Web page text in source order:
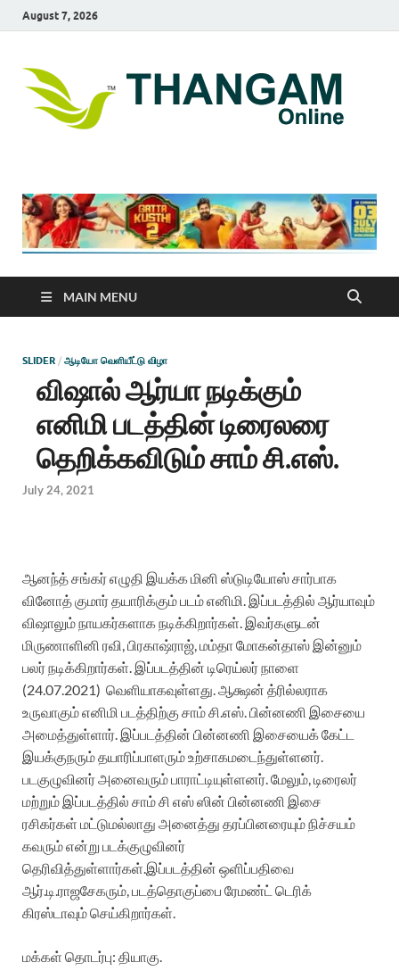
August 7, 2026
MAIN MENU
SLIDER / ஆடியோ வெளியீட்டு விழா
விஷால் ஆர்யா நடிக்கும்
எனிமி படத்தின் டிரைலரை
தெறிக்கவிடும் சாம் சி.எஸ்.
July 24, 2021
ஆனந்த் சங்கர் எழுதி இயக்க மினி ஸ்டுடியோஸ் சார்பாக
வினோத் குமார் தயாரிக்கும் படம் எனிமி. இப்படத்தில் ஆர்யாவும்
விஷாலும் நாயகர்களாக நடிக்கிறார்கள். இவர்களுடன்
மிருணாளினி ரவி, பிரகாஷ்ராஜ், மம்தா மோகன்தாஸ் இன்னும்
பலர் நடிக்கிறார்கள். இப்படத்தின் டிரெய்லர் நாளை
(24.07.2021) வெளியாகவுள்ளது. ஆக்ஷன் த்ரில்லராக
உருவாகும் எனிமி படத்திற்கு சாம் சி.எஸ். பின்னணி இசையை
அமைத்துள்ளார். இப்படத்தின் பின்னணி இசையைக் கேட்ட
இயக்குநரும் தயாரிப்பாளரும் உற்சாகமடைந்துள்ளனர்.
படகுழுவினர் அனைவரும் பாராட்டியுள்ளனர். மேலும், டிரைலர்
மற்றும் இப்படத்தில் சாம் சி எஸ் ஸின் பின்னணி இசை
ரசிகர்கள் மட்டுமல்லாது அனைத்து தரப்பினரையும் நிச்சயம்
கவரும் என்று படக்குழுவினர்
தெரிவித்துள்ளார்கள்.இப்படத்தின் ஒளிப்பதிவை
ஆர்.டி.ராஜசேகரும், படத்தொகுப்பை ரேமண்ட் டெரிக்
கிரஸ்டாவும் செய்கிறார்கள்.
மக்கள் தொடர்பு: தியாகு.